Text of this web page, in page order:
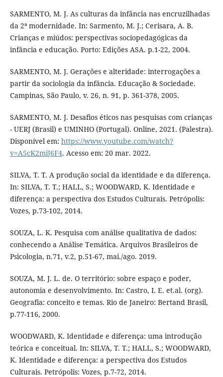
SARMENTO, M. J. As culturas da infância nas encruzilhadas
da 2ª modernidade. In: Sarmento, M. J.; Cerisara, A. B.
Crianças e miúdos: perspectivas sociopedagógicas da
infância e educação. Porto: Edições ASA. p.1-22, 2004.
SARMENTO, M. J. Gerações e alteridade: interrogações a
partir da sociologia da infância. Educação & Sociedade.
Campinas, São Paulo, v. 26, n. 91, p. 361-378, 2005.
SARMENTO, M. J. Desafios éticos nas pesquisas com crianças
- UERJ (Brasil) e UMINHO (Portugal). Online, 2021. (Palestra).
Disponível em: https://www.youtube.com/watch?
v=A5cK2miJ6F4. Acesso em: 20 mar. 2022.
SILVA, T. T. A produção social da identidade e da diferença.
In: SILVA, T. T.; HALL, S.; WOODWARD, K. Identidade e
diferença: a perspectiva dos Estudos Culturais. Petrópolis:
Vozes, p.73-102, 2014.
SOUZA, L. K. Pesquisa com análise qualitativa de dados:
conhecendo a Análise Temática. Arquivos Brasileiros de
Psicologia, n.71, v.2, p.51-67, mai./ago. 2019.
SOUZA, M. J. L. de. O território: sobre espaço e poder,
autonomia e desenvolvimento. In: Castro, I. E. et.al. (org).
Geografia: conceito e temas. Rio de Janeiro: Bertand Brasil,
p.77-116, 2000.
WOODWARD, K. Identidade e diferença: uma introdução
teórica e conceitual. In: SILVA, T. T.; HALL, S.; WOODWARD,
K. Identidade e diferença: a perspectiva dos Estudos
Culturais. Petrópolis: Vozes, p.7-72, 2014.